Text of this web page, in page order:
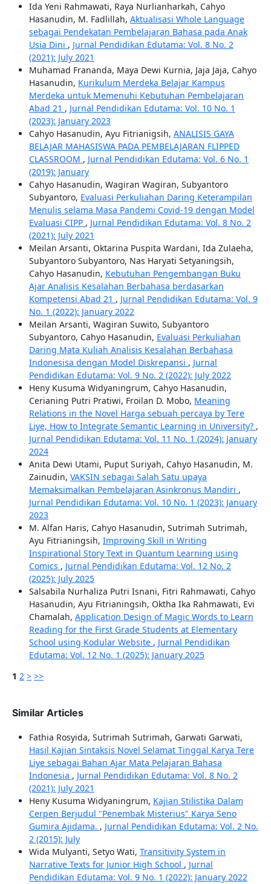
Ida Yeni Rahmawati, Raya Nurlianharkah, Cahyo
Hasanudin, M. Fadlillah, Aktualisasi Whole Language
sebagai Pendekatan Pembelajaran Bahasa pada Anak
Usia Dini , Jurnal Pendidikan Edutama: Vol. 8 No. 2
(2021): July 2021
Muhamad Frananda, Maya Dewi Kurnia, Jaja Jaja, Cahyo
Hasanudin, Kurikulum Merdeka Belajar Kampus
Merdeka untuk Memenuhi Kebutuhan Pembelajaran
Abad 21 , Jurnal Pendidikan Edutama: Vol. 10 No. 1
(2023): January 2023
Cahyo Hasanudin, Ayu Fitrianigsih, ANALISIS GAYA
BELAJAR MAHASISWA PADA PEMBELAJARAN FLIPPED
CLASSROOM , Jurnal Pendidikan Edutama: Vol. 6 No. 1
(2019): January
Cahyo Hasanudin, Wagiran Wagiran, Subyantoro
Subyantoro, Evaluasi Perkuliahan Daring Keterampilan
Menulis selama Masa Pandemi Covid-19 dengan Model
Evaluasi CIPP , Jurnal Pendidikan Edutama: Vol. 8 No. 2
(2021): July 2021
Meilan Arsanti, Oktarina Puspita Wardani, Ida Zulaeha,
Subyantoro Subyantoro, Nas Haryati Setyaningsih,
Cahyo Hasanudin, Kebutuhan Pengembangan Buku
Ajar Analisis Kesalahan Berbahasa berdasarkan
Kompetensi Abad 21 , Jurnal Pendidikan Edutama: Vol. 9
No. 1 (2022): January 2022
Meilan Arsanti, Wagiran Suwito, Subyantoro
Subyantoro, Cahyo Hasanudin, Evaluasi Perkuliahan
Daring Mata Kuliah Analisis Kesalahan Berbahasa
Indonesisa dengan Model Diskrepansi , Jurnal
Pendidikan Edutama: Vol. 9 No. 2 (2022): July 2022
Heny Kusuma Widyaningrum, Cahyo Hasanudin,
Cerianing Putri Pratiwi, Froilan D. Mobo, Meaning
Relations in the Novel Harga sebuah percaya by Tere
Liye, How to Integrate Semantic Learning in University? ,
Jurnal Pendidikan Edutama: Vol. 11 No. 1 (2024): January
2024
Anita Dewi Utami, Puput Suriyah, Cahyo Hasanudin, M.
Zainudin, VAKSIN sebagai Salah Satu upaya
Memaksimalkan Pembelajaran Asinkronus Mandiri ,
Jurnal Pendidikan Edutama: Vol. 10 No. 1 (2023): January
2023
M. Alfan Haris, Cahyo Hasanudin, Sutrimah Sutrimah,
Ayu Fitrianingsih, Improving Skill in Writing
Inspirational Story Text in Quantum Learning using
Comics , Jurnal Pendidikan Edutama: Vol. 12 No. 2
(2025): July 2025
Salsabila Nurhaliza Putri Isnani, Fitri Rahmawati, Cahyo
Hasanudin, Ayu Fitrianingsih, Oktha Ika Rahmawati, Evi
Chamalah, Application Design of Magic Words to Learn
Reading for the First Grade Students at Elementary
School using Kodular Website , Jurnal Pendidikan
Edutama: Vol. 12 No. 1 (2025): January 2025
1 2 > >>
Similar Articles
Fathia Rosyida, Sutrimah Sutrimah, Garwati Garwati,
Hasil Kajian Sintaksis Novel Selamat Tinggal Karya Tere
Liye sebagai Bahan Ajar Mata Pelajaran Bahasa
Indonesia , Jurnal Pendidikan Edutama: Vol. 8 No. 2
(2021): July 2021
Heny Kusuma Widyaningrum, Kajian Stilistika Dalam
Cerpen Berjudul "Penembak Misterius" Karya Seno
Gumira Ajidama. , Jurnal Pendidikan Edutama: Vol. 2 No.
2 (2015): July
Wida Mulyanti, Setyo Wati, Transitivity System in
Narrative Texts for Junior High School , Jurnal
Pendidikan Edutama: Vol. 9 No. 1 (2022): January 2022